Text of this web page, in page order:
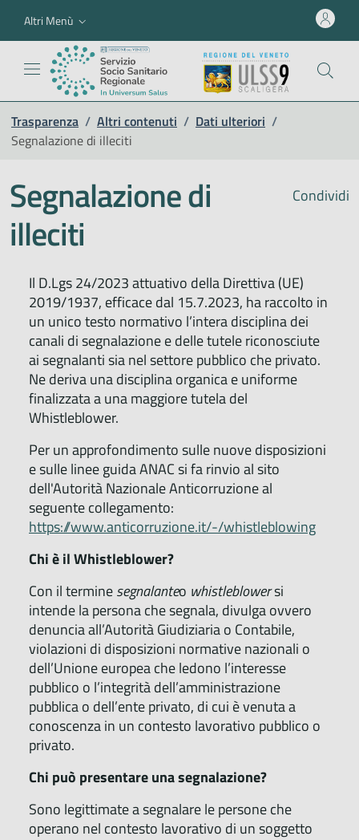
Altri Menù
Trasparenza / Altri contenuti / Dati ulteriori /
Segnalazione di illeciti
Condividi
Segnalazione di
illeciti
Il D.Lgs 24/2023 attuativo della Direttiva (UE)
2019/1937, efficace dal 15.7.2023, ha raccolto in
un unico testo normativo l’intera disciplina dei
canali di segnalazione e delle tutele riconosciute
ai segnalanti sia nel settore pubblico che privato.
Ne deriva una disciplina organica e uniforme
finalizzata a una maggiore tutela del
Whistleblower.
Per un approfondimento sulle nuove disposizioni
e sulle linee guida ANAC si fa rinvio al sito
dell'Autorità Nazionale Anticorruzione al
seguente collegamento:
https://www.anticorruzione.it/-/whistleblowing
Chi è il Whistleblower?
Con il terminesegnalanteo whistleblowersi
intende la persona che segnala, divulga ovvero
denuncia all’Autorità Giudiziaria o Contabile,
violazioni di disposizioni normative nazionali o
dell’Unione europea che ledono l’interesse
pubblico o l’integrità dell’amministrazione
pubblica o dell’ente privato, di cui è venuta a
conoscenza in un contesto lavorativo pubblico o
privato.
Chi può presentare una segnalazione?
Sono legittimate a segnalare le persone che
operano nel contesto lavorativo di un soggetto